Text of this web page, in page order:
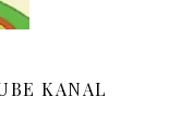
KANAL